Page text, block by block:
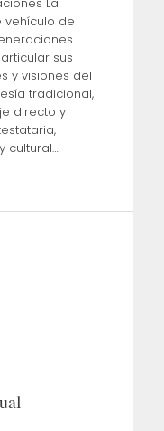
vehículo de
sus
y visiones del
tradicional,
directo y
cultural…